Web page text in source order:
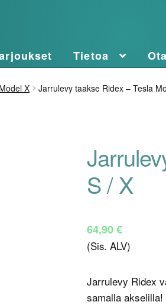
Tietoa
X Jarrulevy taakse Ridex – Tesla
S / X
64,90€
(Sis. ALV)
Jarrulevy Ridex
samalla akselilla!